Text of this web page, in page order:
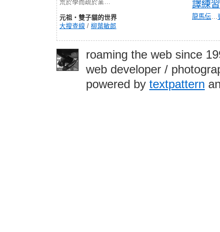
荒於學而疏於業…
元祖‧雙子貓的世界
大搜查線 / 柳葉敏郎
譯練習
龍馬伝
roaming the web since
web developer /
powered by textpattern